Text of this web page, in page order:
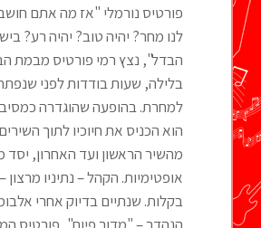
פורטיס נורמלי "אז מה אתם
לנו מחר? יהיה טוב? יהיה רע?
הבדל", נצץ רמי פורטיס מבמת
בלילה, שעות בודדות לפני
למחרת. בהופעה שהוגדרה
הוא הכניס את חיוכיו לתוך
מהשיר הראשון ועד האחרון,
אופטימיות. הקהל – נתיניו
בקלות. שנתיים בדיוק אחרי